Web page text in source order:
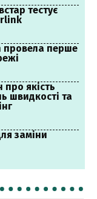
тестує
провела перше
про якість
швидкості та
заміни